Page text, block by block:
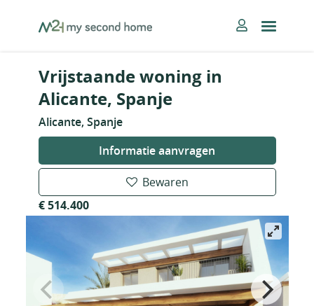
MySecondHome
Vrijstaande woning in
Alicante, Spanje
Alicante, Spanje
Informatie aanvragen
Bewaren
€ 514.400